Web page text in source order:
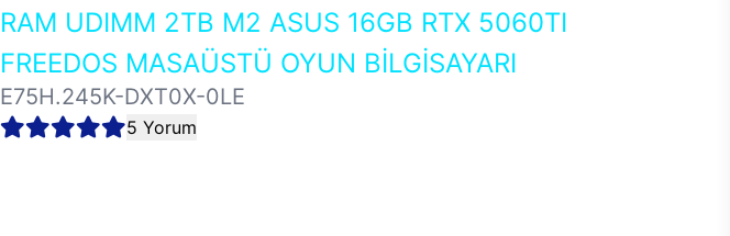
RAM UDIMM 2TB M2 ASUS 16GB RTX 5060TI
FREEDOS MASAÜSTÜ OYUN BİLGİSAYARI
E75H.245K-DXT0X-0LE
5 Yorum